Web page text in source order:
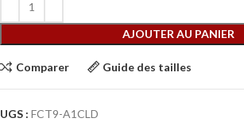
AJOUTER AU PANIER
Comparer Guide des tailles
UGS : FCT9-A1CLD